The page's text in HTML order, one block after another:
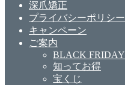
深爪矯正
プライバシーポリシー
キャンペーン
ご案内
BLACK FRIDAY
知ってお得
宝くじ